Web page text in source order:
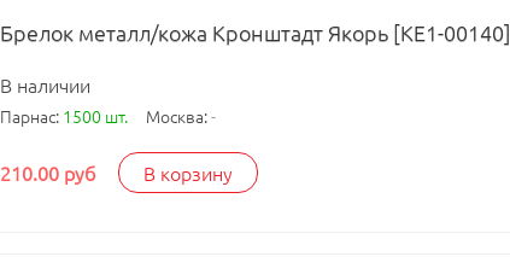
Брелок металл/кожа Кронштадт Якорь [КЕ1-00140]
В наличии
Парнас: 1500 шт. Москва:-
210.00 руб В корзину